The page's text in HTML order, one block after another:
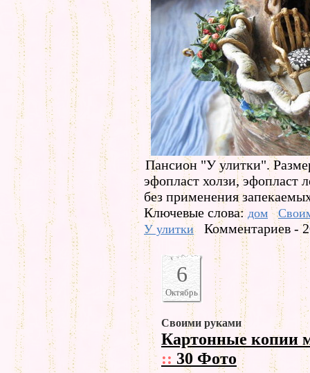
Пансион "У улитки".
эфопласт холзи, эфопласт
без применения
Ключевые слова:дом
У улитки
Комментариев -
6
Октябрь
Своими руками
Картонные копии
:: 30 Фото